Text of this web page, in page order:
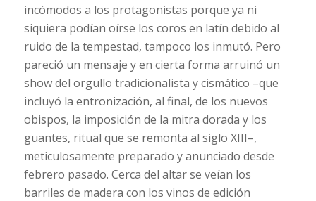
incómodos a los protagonistas porque ya ni
siquiera podían oírse los coros en latín debido al
ruido de la tempestad, tampoco los inmutó. Pero
pareció un mensaje y en cierta forma arruinó un
show del orgullo tradicionalista y cismático –que
incluyó la entronización, al final, de los nuevos
obispos, la imposición de la mitra dorada y los
guantes, ritual que se remonta al siglo XIII–,
meticulosamente preparado y anunciado desde
febrero pasado. Cerca del altar se veían los
barriles de madera con los vinos de edición